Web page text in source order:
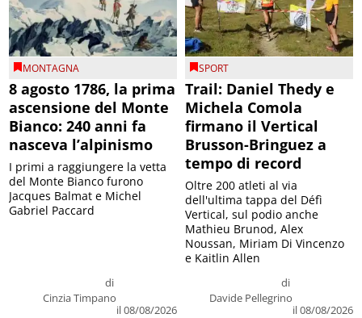
MONTAGNA
8 agosto 1786, la prima
ascensione del Monte
Bianco: 240 anni fa
nasceva l’alpinismo
di
Cinzia Timpano
il 08/08/2026
I primi a raggiungere la vetta
del Monte Bianco furono
Jacques Balmat e Michel
Gabriel Paccard
SPORT
Trail: Daniel Thedy e
Michela Comola
firmano il Vertical
Brusson-Bringuez a
tempo di record
di
Davide Pellegrino
il 08/08/2026
Oltre 200 atleti al via
dell'ultima tappa del Défì
Vertical, sul podio anche
Mathieu Brunod, Alex
Noussan, Miriam Di Vincenzo
e Kaitlin Allen